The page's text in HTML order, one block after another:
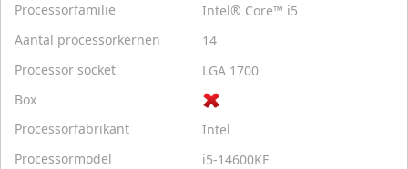
Processorfamilie
Intel® Core™ i5
Aantal processorkernen
14
Processor socket
LGA 1700
Box
Processorfabrikant
Intel
Processormodel
i5-14600KF